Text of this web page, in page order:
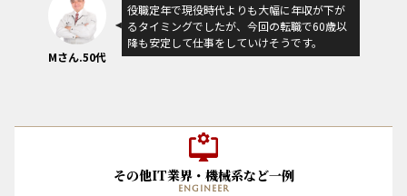
Mさん.50代
役職定年で現役時代よりも大幅に年収が下が
るタイミングでしたが、今回の転職で60歳以
降も安定して仕事をしていけそうです。
その他IT業界・機械系など一例
engineer